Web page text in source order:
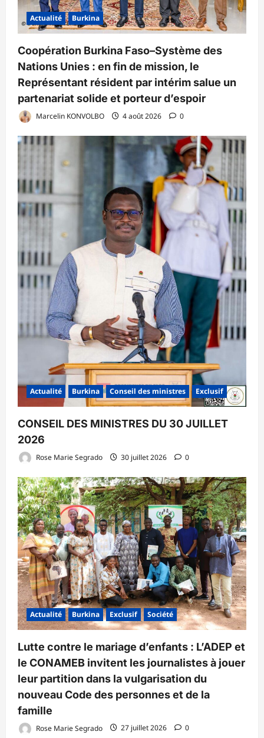
Actualité Burkina
Coopération Burkina Faso–Système des
Nations Unies : en fin de mission, le
Représentant résident par intérim salue un
partenariat solide et porteur d’espoir
Marcelin KONVOLBO 4 août 2026 0
Actualité Burkina Conseil des ministres Exclusif
CONSEIL DES MINISTRES DU 30 JUILLET
2026
Rose Marie Segrado 30 juillet 2026 0
Actualité Burkina Exclusif Société
Lutte contre le mariage d’enfants : L’ADEP et
le CONAMEB invitent les journalistes à jouer
leur partition dans la vulgarisation du
nouveau Code des personnes et de la
famille
Rose Marie Segrado 27 juillet 2026 0